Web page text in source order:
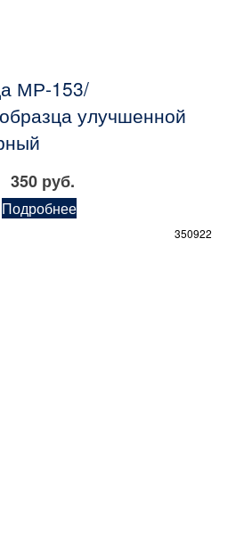
МР-153/
улучшенной
350 руб.
Подробнее
350922